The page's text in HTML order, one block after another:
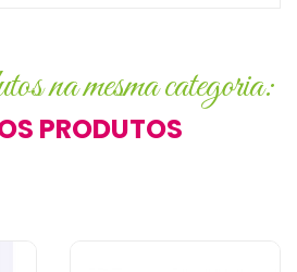
na mesma categoria:
PRODUTOS